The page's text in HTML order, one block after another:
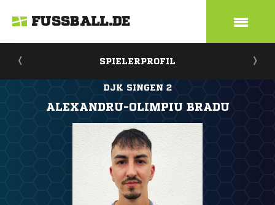
FUSSBALL.DE
SPIELERPROFIL
DJK SINGEN 2
ALEXANDRU-OLIMPIU BRADU